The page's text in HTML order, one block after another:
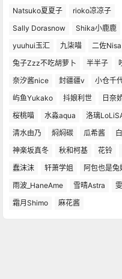
Natsuko夏夏子
rioko凉凉子
Sally Dorasnow
Shika小鹿鹿
yuuhui玉汇
九柒喵 二佐Nisa
兔子Zzz不吃胡萝卜
半半子
奈汐酱nice
封疆疆v
小仓千
屿鱼Yukako
抖娘利世 日奈
桜桃喵
水淼aqua
洛璃
清水由乃
焖焖碳 瓜希酱
神楽坂真冬
秋和柯基 花铃
蠢沫沫
轩萧学姐
阿包也是兔
雨波_HaneAme
雪晴Astra
霜月Shimo
麻花酱